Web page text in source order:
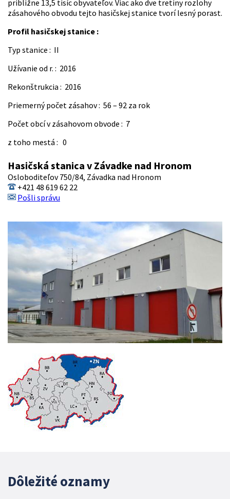
približne 13,5 tisíc obyvateľov. Viac ako dve tretiny rozlohy
zásahového obvodu tejto hasičskej stanice tvorí lesný porast.
Profil hasičskej stanice :
Typ stanice : II
Užívanie od r. : 2016
Rekonštrukcia : 2016
Priemerný počet zásahov : 56 – 92 za rok
Počet obcí v zásahovom obvode : 7
z toho mestá : 0
Hasičská stanica v Závadke nad Hronom
Osloboditeľov 750/84, Závadka nad Hronom
+421 48 619 62 22
Pošli správu
Dôležité oznamy